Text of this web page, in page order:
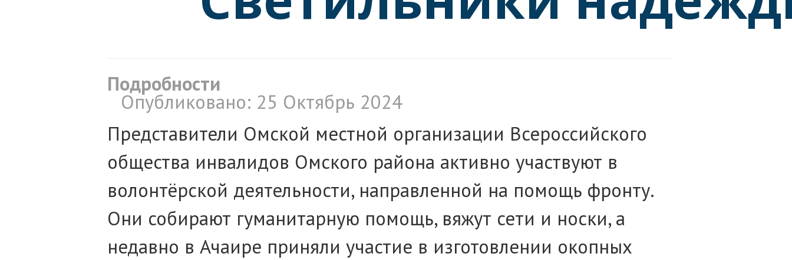
Подробности
Опубликовано: 25 Октябрь 2024
Представители Омской местной организации Всероссийского
общества инвалидов Омского района активно участвуют в
волонтёрской деятельности, направленной на помощь фронту.
Они собирают гуманитарную помощь, вяжут сети и носки, а
недавно в Ачаире приняли участие в изготовлении окопных